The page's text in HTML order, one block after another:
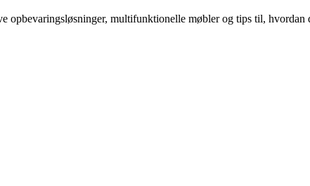
multifunktionelle møbler og tips til, hvordan